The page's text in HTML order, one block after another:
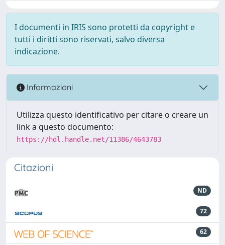
I documenti in IRIS sono protetti da copyright e
tutti i diritti sono riservati, salvo diversa
indicazione.
Informazioni
Utilizza questo identificativo per citare o creare un
link a questo documento:
https://hdl.handle.net/11386/4643783
Citazioni
ND
72
62